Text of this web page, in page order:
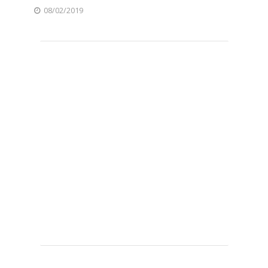
08/02/2019